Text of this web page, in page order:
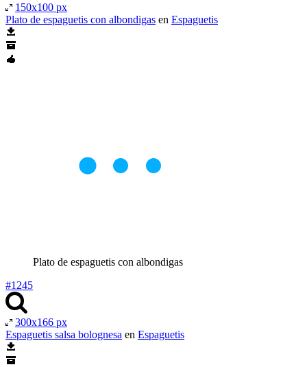
150x100 px
Plato de espaguetis con albondigas en Espaguetis
Plato de espaguetis con albondigas
#1245
300x166 px
Espaguetis salsa bolognesa en Espaguetis